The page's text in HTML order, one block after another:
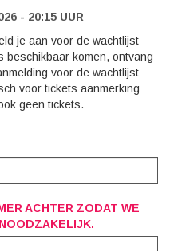
- 20:15 UUR
je aan voor de wachtlijst
beschikbaar komen, ontvang
voor de wachtlijst
voor tickets aanmerking
geen tickets.
ACHTER ZODAT WE